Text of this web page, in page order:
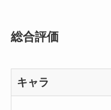
総合評価
キャラ